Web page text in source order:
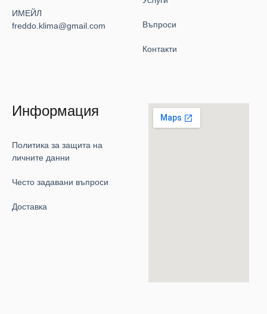
ИМЕЙЛ
freddo.klima@gmail.com
Въпроси
Контакти
Информация
Политика за защита на
личните данни
Често задавани въпроси
Доставка